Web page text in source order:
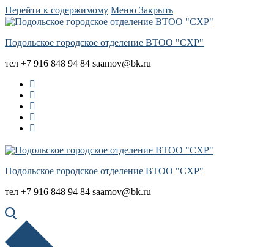
Перейти к содержимому Меню Закрыть
Подольское городское отделение ВТОО "СХР"
тел +7 916 848 94 84 saamov@bk.ru
Подольское городское отделение ВТОО "СХР"
тел +7 916 848 94 84 saamov@bk.ru